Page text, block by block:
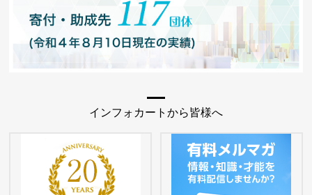
インフォカートから皆様へ